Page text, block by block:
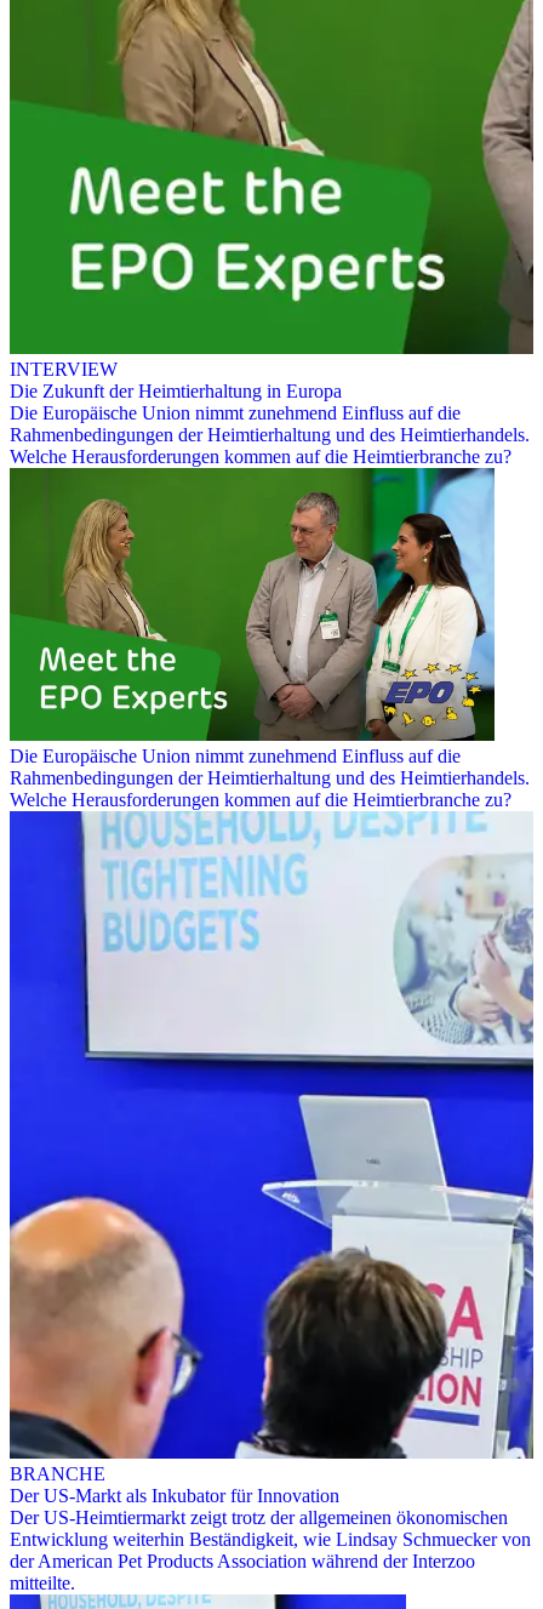
INTERVIEW
Die Zukunft der Heimtierhaltung in Europa
Die Europäische Union nimmt zunehmend Einfluss auf die
Rahmenbedingungen der Heimtierhaltung und des Heimtierhandels.
Welche Herausforderungen kommen auf die Heimtierbranche zu?
Die Europäische Union nimmt zunehmend Einfluss auf die
Rahmenbedingungen der Heimtierhaltung und des Heimtierhandels.
Welche Herausforderungen kommen auf die Heimtierbranche zu?
BRANCHE
Der US-Markt als Inkubator für Innovation
Der US-Heimtiermarkt zeigt trotz der allgemeinen ökonomischen
Entwicklung weiterhin Beständigkeit, wie Lindsay Schmuecker von
der American Pet Products Association während der Interzoo
mitteilte.